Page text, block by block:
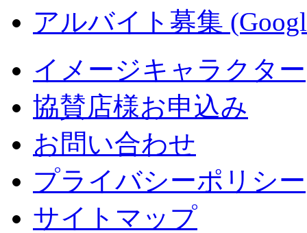
アルバイト募集
イメージキャラクター
協賛店様お申込み
お問い合わせ
プライバシーポリシー
サイトマップ